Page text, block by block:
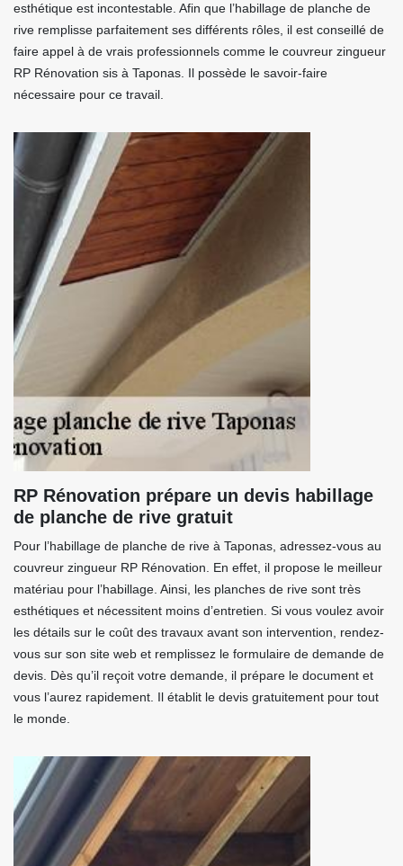
esthétique est incontestable. Afin que l’habillage de planche de
rive remplisse parfaitement ses différents rôles, il est conseillé de
faire appel à de vrais professionnels comme le couvreur zingueur
RP Rénovation sis à Taponas. Il possède le savoir-faire
nécessaire pour ce travail.
RP Rénovation prépare un devis habillage
de planche de rive gratuit
Pour l’habillage de planche de rive à Taponas, adressez-vous au
couvreur zingueur RP Rénovation. En effet, il propose le meilleur
matériau pour l’habillage. Ainsi, les planches de rive sont très
esthétiques et nécessitent moins d’entretien. Si vous voulez avoir
les détails sur le coût des travaux avant son intervention, rendez-
vous sur son site web et remplissez le formulaire de demande de
devis. Dès qu’il reçoit votre demande, il prépare le document et
vous l’aurez rapidement. Il établit le devis gratuitement pour tout
le monde.